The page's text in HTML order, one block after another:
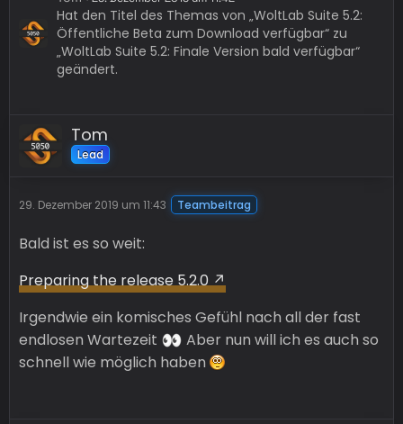
Hat den Titel des Themas von „WoltLab Suite 5.2:
Öffentliche Beta zum Download verfügbar“ zu
„WoltLab Suite 5.2: Finale Version bald verfügbar“
geändert.
Tom
Lead
29. Dezember 2019 um 11:43 Teambeitrag
Bald ist es so weit:
Preparing the release 5.2.0
Irgendwie ein komisches Gefühl nach all der fast
endlosen Wartezeit
Aber nun will ich es auch so
schnell wie möglich haben